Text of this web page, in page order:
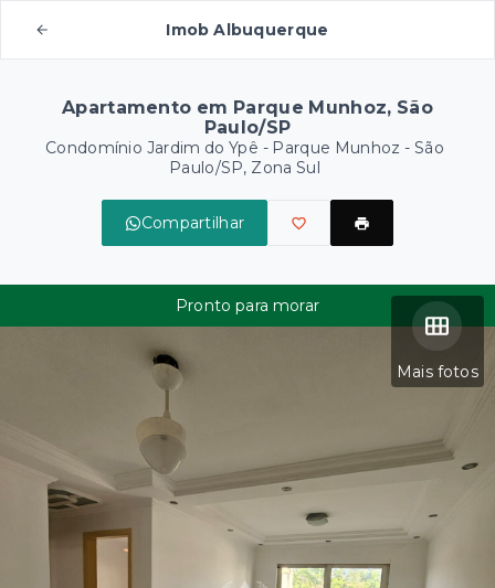
Imob Albuquerque
Apartamento em Parque Munhoz, São
Paulo/SP
Condomínio Jardim do Ypê - Parque Munhoz - São
Paulo/SP, Zona Sul
Compartilhar
Mais fotos
Pronto para morar